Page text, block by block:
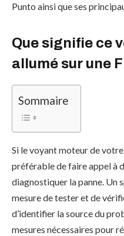
Punto ainsi que ses
Que signifie ce
allumé sur une
Sommaire
Si le voyant moteur de
préférable de faire appel à
diagnostiquer la panne. Un
mesure de tester et de
d’identifier la source du
mesures nécessaires pour